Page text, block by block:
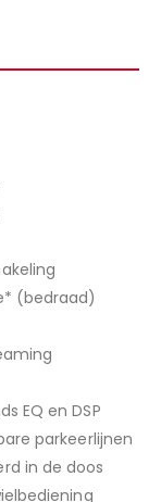
(bedraad)
EQ en DSP
parkeerlijnen
in de doos